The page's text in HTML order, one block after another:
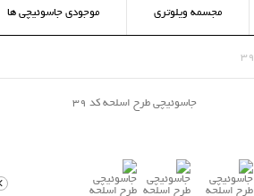
مجسمه ویلوتری موجودی جاسوئیچی ها